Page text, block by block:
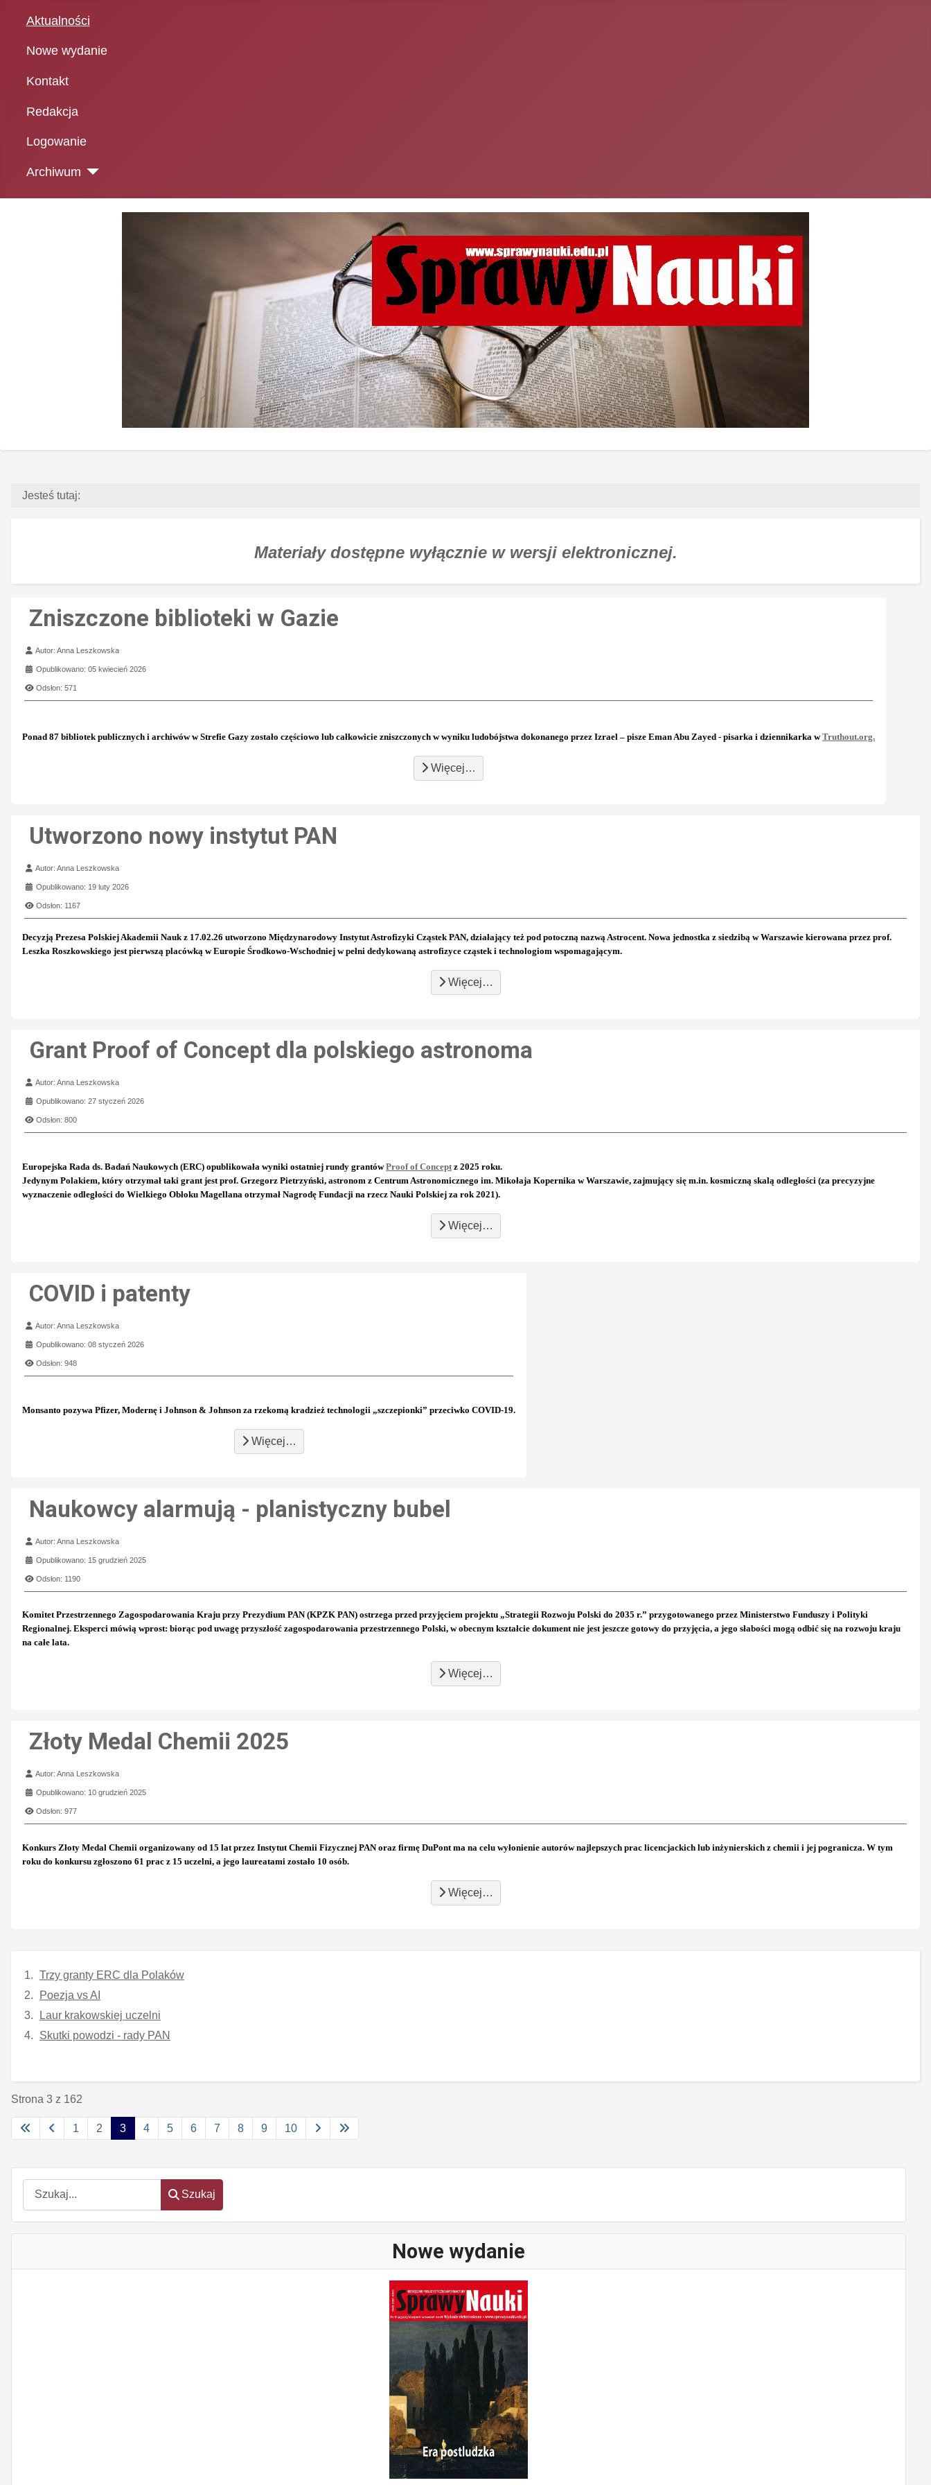
Aktualności
Nowe wydanie
Kontakt
Redakcja
Logowanie
Archiwum
Szukaj
Szukaj
Nowe wydanie
Jesteś tutaj:
Materiały dostępne wyłącznie w wersji elektronicznej.
Zniszczone biblioteki w Gazie
Szczegóły
Autor:Anna Leszkowska
Opublikowano: 05 kwiecień 2026
Odsłon: 571
Ponad 87 bibliotek publicznych i archiwów w Strefie Gazy zostało częściowo lub całkowicie zniszczonych w wyniku ludobójstwa dokonanego przez Izrael – pisze Eman Abu Zayed - pisarka i dziennikarka wTruthout.org.
Więcej…
Utworzono nowy instytut PAN
Szczegóły
Autor:Anna Leszkowska
Opublikowano: 19 luty 2026
Odsłon: 1167
Decyzją Prezesa Polskiej Akademii Nauk z 17.02.26 utworzono Międzynarodowy Instytut Astrofizyki Cząstek PAN, działający też pod potoczną nazwą Astrocent. Nowa jednostka z siedzibą w Warszawie kierowana przez prof.
Leszka Roszkowskiego jest pierwszą placówką w Europie Środkowo-Wschodniej w pełni dedykowaną astrofizyce cząstek i technologiom wspomagającym.
Więcej…
Grant Proof of Concept dla polskiego astronoma
Szczegóły
Autor:Anna Leszkowska
Opublikowano: 27 styczeń 2026
Odsłon: 800
Europejska Rada ds. Badań Naukowych (ERC) opublikowała wyniki ostatniej rundy grantówProof of Concept z 2025 roku.
Jedynym Polakiem, który otrzymał taki grant jest prof. Grzegorz Pietrzyński, astronom z Centrum Astronomicznego im. Mikołaja Kopernika w Warszawie, zajmujący się m.in. kosmiczną skalą odległości (za precyzyjne
wyznaczenie odległości do Wielkiego Obłoku Magellana otrzymał Nagrodę Fundacji na rzecz Nauki Polskiej za rok 2021).
Więcej…
COVID i patenty
Szczegóły
Autor:Anna Leszkowska
Opublikowano: 08 styczeń 2026
Odsłon: 948
Monsanto pozywa Pfizer, Modernę i Johnson & Johnson za rzekomą kradzież technologii „szczepionki” przeciwko COVID-19.
Więcej…
Naukowcy alarmują - planistyczny bubel
Szczegóły
Autor:Anna Leszkowska
Opublikowano: 15 grudzień 2025
Odsłon: 1190
Komitet Przestrzennego Zagospodarowania Kraju przy Prezydium PAN (KPZK PAN) ostrzega przed przyjęciem projektu „Strategii Rozwoju Polski do 2035 r.” przygotowanego przez Ministerstwo Funduszy i Polityki
Regionalnej. Eksperci mówią wprost: biorąc pod uwagę przyszłość zagospodarowania przestrzennego Polski, w obecnym kształcie dokument nie jest jeszcze gotowy do przyjęcia, a jego słabości mogą odbić się na rozwoju kraju
na całe lata.
Więcej…
Złoty Medal Chemii 2025
Szczegóły
Autor:Anna Leszkowska
Opublikowano: 10 grudzień 2025
Odsłon: 977
Konkurs Złoty Medal Chemii organizowany od 15 lat przez Instytut Chemii Fizycznej PAN oraz firmę DuPont ma na celu wyłonienie autorów najlepszych prac licencjackich lub inżynierskich z chemii i jej pogranicza. W tym
roku do konkursu zgłoszono 61 prac z 15 uczelni, a jego laureatami zostało 10 osób.
Więcej…
Trzy granty ERC dla Polaków
Poezja vs AI
Laur krakowskiej uczelni
Skutki powodzi - rady PAN
Strona 3 z 162
1 2 3 4 5 6 7 8 9 10